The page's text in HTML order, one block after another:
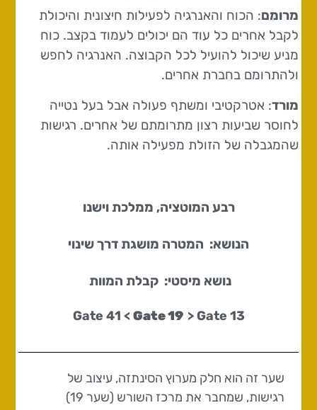
מרומם: הכוח והאנרגיה לפעילות חיצונית והיכולת
לקבל אחרים כל עוד הם יכולים לעמוד בקצב. כוח
מניע שיכול להועיל לכל הקבוצה. האנרגיה לחפש
ולהתרומם בחברת אחרים.
מורד: אטרקטיבי ומשתף פעולה אבל בעל נטייה
לחוסר שביעות רצון מתרומתם של אחרים. רגישות
שהמגבלה של הזולת מפעילה אותה.
רבע המוטציה, ממלכת וישנו
הנושא: המטרה מושגת דרך שינוי
נושא מיסטי: קבלת המוות
13 Gate 41 <
Gate 19 > Gate
שער זה הוא חלק מערוץ הסינתזה, עיצוב של
רגישות, שמחבר את מרכז השורש (שער 19)